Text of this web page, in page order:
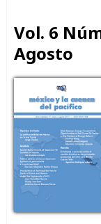
Vol. 6
Agosto